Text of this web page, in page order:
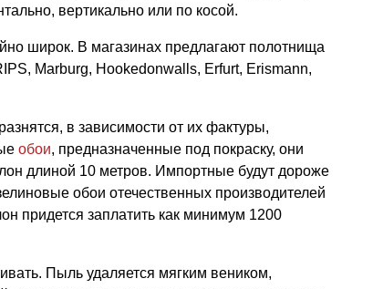
вертикально или по косой.
широк. В магазинах предлагают полотнища
Marburg, Hookedonwalls, Erfurt, Erismann,
в зависимости от их фактуры,
обои, предназначенные под покраску, они
длиной 10 метров. Импортные будут дороже
обои отечественных производителей
придется заплатить как минимум 1200
Пыль удаляется мягким веником,